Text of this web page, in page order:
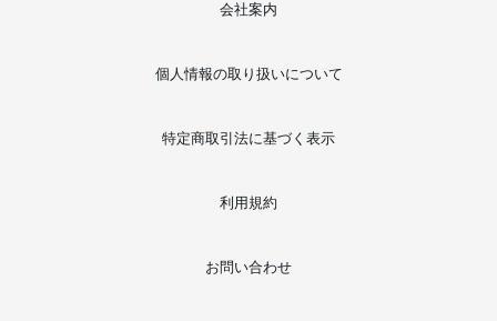
会社案内
個人情報の取り扱いについて
特定商取引法に基づく表示
利用規約
お問い合わせ